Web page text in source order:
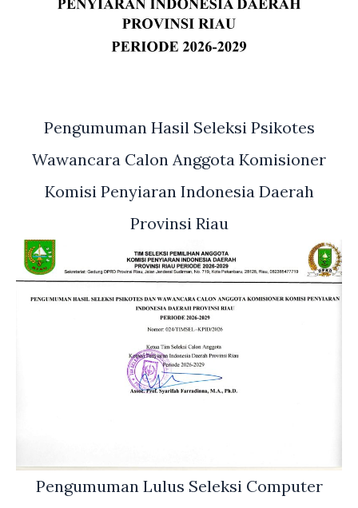
Pengumuman Hasil Seleksi Psikotes
Wawancara Calon Anggota Komisioner
Komisi Penyiaran Indonesia Daerah
Provinsi Riau
Pengumuman Lulus Seleksi Computer